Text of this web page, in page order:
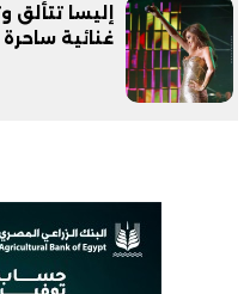
إليسا
غنائية ساحرة